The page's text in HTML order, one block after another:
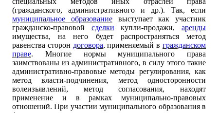
(гражданского, административного и др.). Так, если
муниципальное образованиевыступает как участник
гражданско-правовой сделки купли-продажи,аренды
имущества, на него будет распространяться метод
равенства сторон договора, применяемый вгражданском
праве. Многие нормы муниципального права
заимствованы из административного, в силу этого такие
административно-правовые методы регулирования, как
метод власти-подчинения, метод односторонности
волеизъявлений, метод согласования, находят
применение и в рамках муниципально-правовых
отношений. При участии муниципального образования в